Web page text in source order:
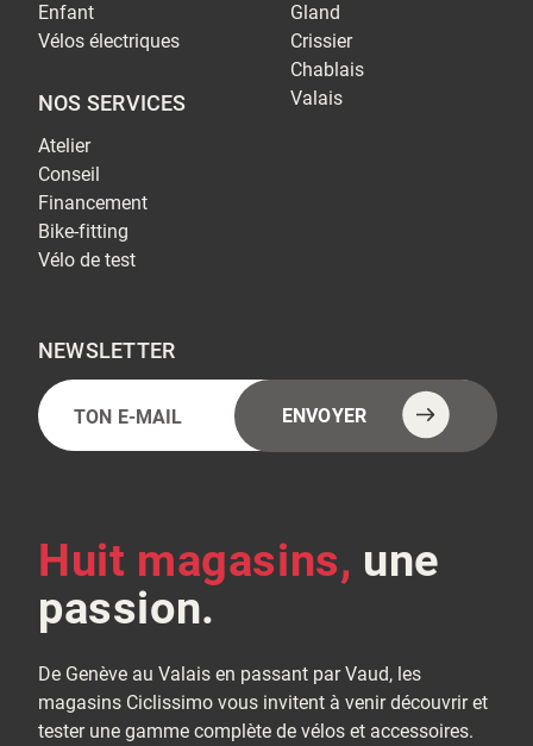
Enfant
Vélos électriques
NOS SERVICES
Atelier
Conseil
Financement
Bike-fitting
Vélo de test
Gland
Crissier
Chablais
Valais
NEWSLETTER
E-
mail
(Nécessaire)
ENVOYER
Alternative:
Huit magasins, une
passion.
De Genève au Valais en passant par Vaud, les
magasins Ciclissimo vous invitent à venir découvrir et
tester une gamme complète de vélos et accessoires.